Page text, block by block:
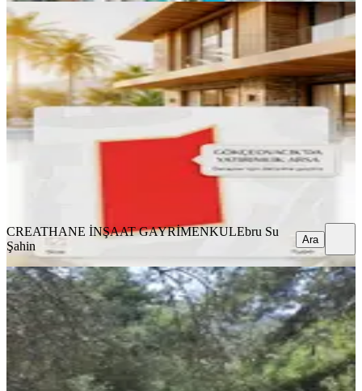
%
Yetkili Ofis-gökçeovacık'ta %40
İmarlı 856 M2 Muhteşem Arsa
Fethiye, Gökçeovacık Mahallesi
856 m²·16.939/m²·23.05.2026
15.000.000 ₺
CREATHANE İNŞAAT GAYRİMENKULEbru Su Şahin
CREATHANE İNŞAAT GAYRİMENKULEbru Su
Şahin
Ara
İnlicede 1120 M2 Yer
Fethiye, İnlice Mahallesi
1120 m² ·20.089/m² ·05.08.2025
22.500.000 ₺